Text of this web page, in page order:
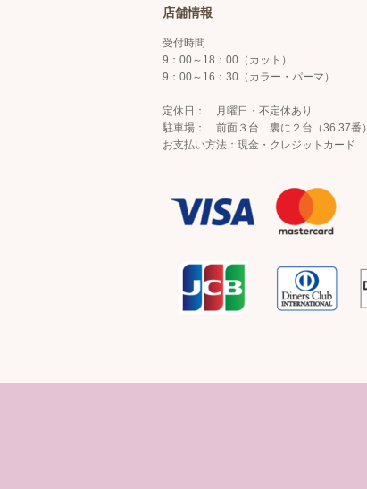
店舗情報
受付時間
9：00～18：00（カット）
9：00～16：30（カラー・パーマ）
定休日： 月曜日・不定休あり
駐車場： 前面３台 裏に２台（36.37番）
お支払い方法：現金・クレジットカード